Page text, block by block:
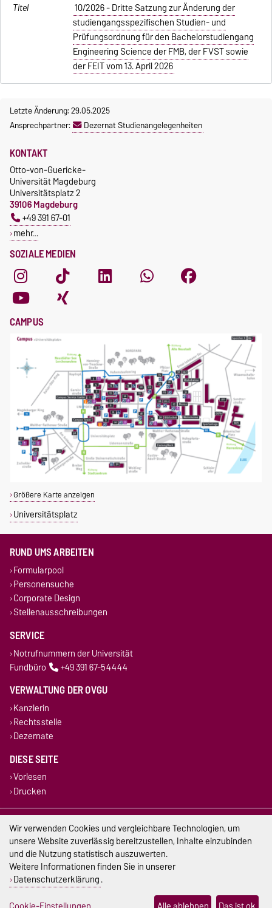
10/2026 - Dritte Satzung zur Änderung der
studiengangsspezifischen Studien- und
Prüfungsordnung für den Bachelorstudiengang
Engineering Science der FMB, der FVST sowie
der FEIT vom 13. April 2026
Letzte Änderung: 29.05.2025
Ansprechpartner:
Dezernat Studienangelegenheiten
SOZIALE MEDIEN
KONTAKT
Otto-von-Guericke-
Universität Magdeburg
Universitätsplatz 2
39106 Magdeburg
+49 391 67-01
mehr…
CAMPUS
Größere Karte anzeigen
Universitätsplatz
RUND UMS ARBEITEN
Formularpool
Personensuche
Corporate Design
Stellenausschreibungen
SERVICE
Notrufnummern der Universität
Fundbüro
+49 391 67-54444
VERWALTUNG DER OVGU
Kanzlerin
Rechtsstelle
Dezernate
DIESE SEITE
Vorlesen
Drucken
Impressum
Datenschutz
Barrierefreiheit
Cookie-Einstellungen
Wir verwenden Cookies und vergleichbare Technologien, um
unsere Website zuverlässig bereitzustellen, Inhalte einzubinden
und die Nutzung statistisch auszuwerten.
Weitere Informationen finden Sie in unserer
Datenschutzerklärung.